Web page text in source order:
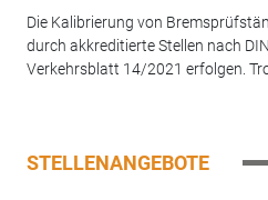
Die Kalibrierung von
durch akkreditierte Stellen nach
Verkehrsblatt 14/2021 erfolgen.
STELLENANGEBOTE